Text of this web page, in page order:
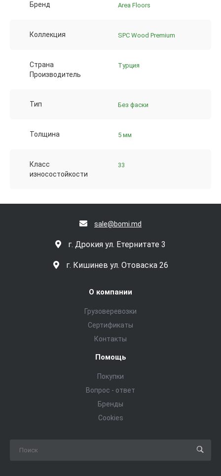
Бренд Area Floors
Коллекция SPC Wood Premium
Страна
Производитель
Турция
Тип Без фаски
Толщина 5 мм
Класс
износостойкости
33
sale@bomi.md
г. Дрокия ул. Етернитате 3
г. Кишинев ул. Отоваска 26
О компании
Грузоверевозки
Сертификаты
Контакты
Помощь
Покупки
Вопрос - ответ
Бренды
Cookies